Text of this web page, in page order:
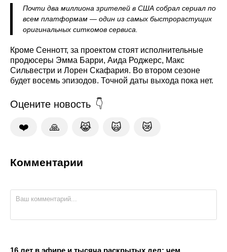
Почти два миллиона зрителей в США собрал сериал по
всем платформам — один из самых быстрорастущих
оригинальных ситкомов сервиса.
Кроме Сеннотт, за проектом стоят исполнительные
продюсеры Эмма Барри, Аида Роджерс, Макс
Сильвестри и Лорен Скафария. Во втором сезоне
будет восемь эпизодов. Точной даты выхода пока нет.
Оцените новость
❤️ 🙏 😹 🙀 😿
Комментарии